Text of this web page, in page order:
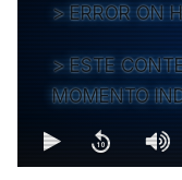
ERROR ON
ESTE
MOMENTO